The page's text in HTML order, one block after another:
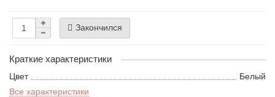
Закончился
Краткие характеристики
Цвет
Белый
Все характеристики